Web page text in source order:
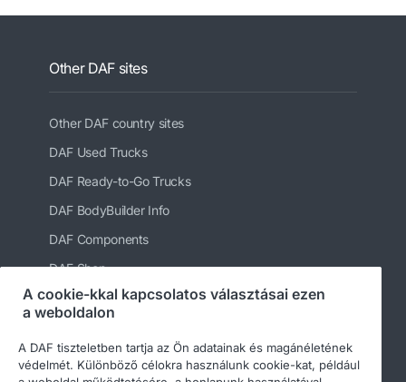
Other DAF sites
Other DAF country sites
DAF Used Trucks
DAF Ready-to-Go Trucks
DAF BodyBuilder Info
DAF Components
DAF Shop
A cookie-kkal kapcsolatos választásai ezen
a weboldalon
A DAF tiszteletben tartja az Ön adatainak és magánéletének
védelmét. Különböző célokra használunk cookie-kat, például